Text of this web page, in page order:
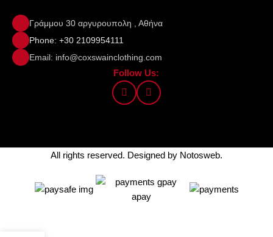
Γράμμου 30 αργυρουπολη , Αθήνα
Phone: +30 2109954111
Email: info@coxswainclothing.com
Follow Us:
All rights reserved. Designed by Notosweb.